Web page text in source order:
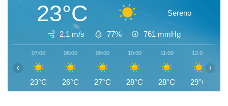
23°C Sereno
2.1 m/s 77% 761 mmHg
07:00
23°C
08:00
26°C
09:00
27°C
10:00
28°C
11:00
28°C
12:00
29°C
‹ ›